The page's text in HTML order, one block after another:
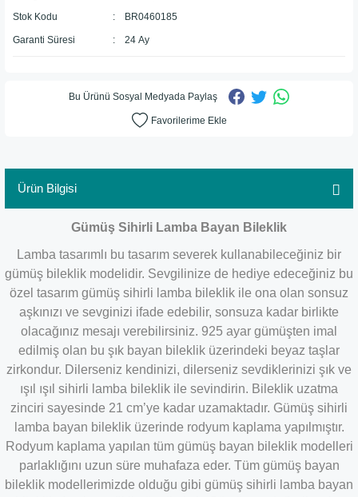
Stok Kodu BR0460185
Garanti Süresi 24 Ay
Bu Ürünü Sosyal Medyada Paylaş
Ürün Bilgisi
Gümüş Sihirli Lamba Bayan Bileklik
Lamba tasarımlı bu tasarım severek kullanabileceğiniz bir
gümüş bileklik modelidir. Sevgilinize de hediye edeceğiniz bu
özel tasarım gümüş sihirli lamba bileklik ile ona olan sonsuz
aşkınızı ve sevginizi ifade edebilir, sonsuza kadar birlikte
olacağınız mesajı verebilirsiniz. 925 ayar gümüşten imal
edilmiş olan bu şık bayan bileklik üzerindeki beyaz taşlar
zirkondur. Dilerseniz kendinizi, dilerseniz sevdiklerinizi şık ve
ışıl ışıl sihirli lamba bileklik ile sevindirin. Bileklik uzatma
zinciri sayesinde 21 cm’ye kadar uzamaktadır. Gümüş sihirli
lamba bayan bileklik üzerinde rodyum kaplama yapılmıştır.
Rodyum kaplama yapılan tüm gümüş bayan bileklik modelleri
parlaklığını uzun süre muhafaza eder. Tüm gümüş bayan
bileklik modellerimizde olduğu gibi gümüş sihirli lamba bayan